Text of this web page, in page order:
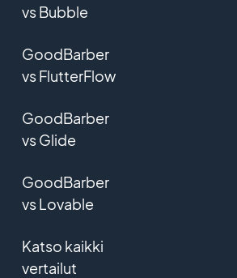
vs Bubble
GoodBarber
vs FlutterFlow
GoodBarber
vs Glide
GoodBarber
vs Lovable
Katso kaikki
vertailut